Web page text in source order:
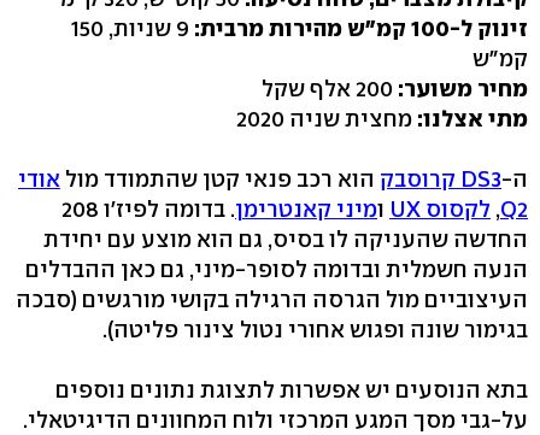
זינוק ל-100 קמ"ש מהירות מרבית:
9 שניות, 150
קמ"ש
מחיר משוער:
מתי אצלנו: מחצית שניה 2020
ה-DS3 קרוסבק הוא רכב פנאי קטן שהתמודד מול אודי
Q2
, לקסוס UX ומיני קאנטרימן
. בדומה לפיז'ו 208
החדשה שהעניקה לו בסיס, גם הוא מוצע עם יחידת
הנעה חשמלית ובדומה לסופר-מיני, גם כאן ההבדלים
העיצוביים מול הגרסה הרגילה בקושי מורגשים (סבכה
בגימור שונה ופגוש אחורי נטול צינור פליטה).
בתא הנוסעים יש אפשרות לתצוגת נתונים נוספים
על-גבי מסך המגע המרכזי ולוח המחוונים הדיגיטאלי.